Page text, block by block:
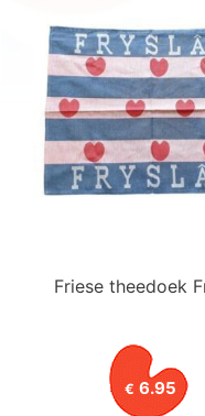
Friese theedoek
€ 6.95